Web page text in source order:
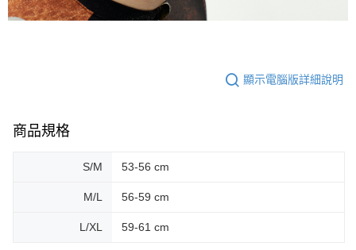
顯示電腦版詳細說明
商品規格
S/M 53-56 cm
M/L 56-59 cm
L/XL 59-61 cm